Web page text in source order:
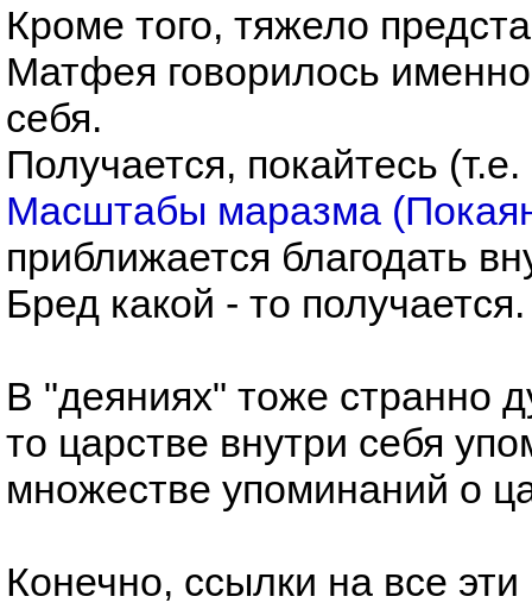
Кроме того, тяжело
Матфея говорилось
себя.
Получается, покайтесь
Масштабы маразма
приближается благодать
Бред какой - то получается.
В "деяниях" тоже странно
то царстве внутри себя
множестве упоминаний о
Конечно, ссылки на все